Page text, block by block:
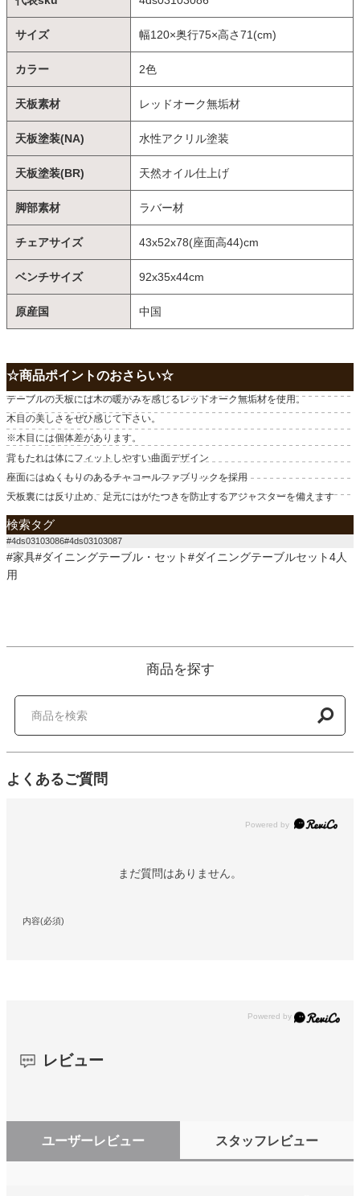
サイズ 幅120×奥行75×高さ71(cm)
カラー 2色
天板素材 レッドオーク無垢材
天板塗装(NA) 水性アクリル塗装
天板塗装(BR) 天然オイル仕上げ
脚部素材 ラバー材
チェアサイズ 43x52x78(座面高44)cm
ベンチサイズ 92x35x44cm
原産国 中国
☆商品ポイントのおさらい☆
テーブルの天板には木の暖かみを感じるレッドオーク無垢材を使用。
木目の美しさをぜひ感じて下さい。
※木目には個体差があります。
背もたれは体にフィットしやすい曲面デザイン
座面にはぬくもりのあるチャコールファブリックを採用
天板裏には反り止め、足元にはがたつきを防止するアジャスターを備えます
検索タグ
#4ds03103086#4ds03103087
#家具#ダイニングテーブル・セット#ダイニングテーブルセット4人
用
商品を探す
よくあるご質問
Powered by
まだ質問はありません。
内容(必須)
レビュー
ユーザーレビュー スタッフレビュー